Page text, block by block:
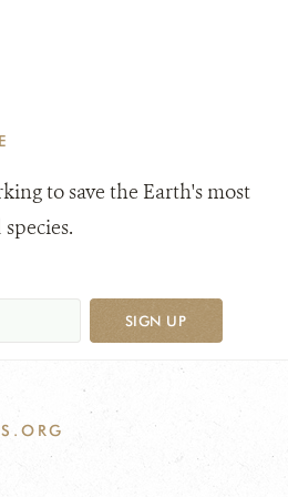
to save the Earth's most
SIGN UP